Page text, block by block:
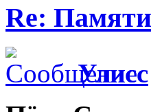
Re:
Улисс